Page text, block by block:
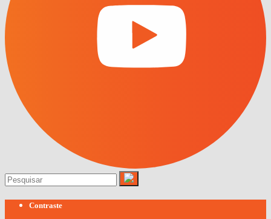
Contraste